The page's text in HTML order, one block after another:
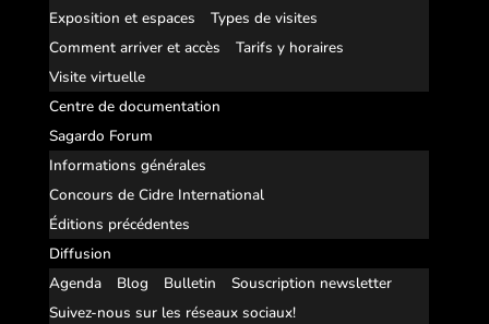
Exposition et espaces
Types de visites
Comment arriver et accès
Tarifs y horaires
Visite virtuelle
Centre de documentation
Sagardo Forum
Informations générales
Concours de Cidre International
Éditions précédentes
Diffusion
Agenda
Blog Bulletin
Souscription newsletter
Suivez-nous sur les réseaux sociaux!